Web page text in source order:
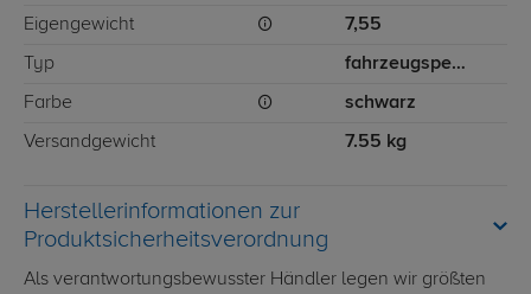
Eigengewicht 7,55
Typ fahrzeugspezifisch
Farbe schwarz
Versandgewicht 7.55 kg
Herstellerinformationen zur
Produktsicherheitsverordnung
Als verantwortungsbewusster Händler legen wir größten